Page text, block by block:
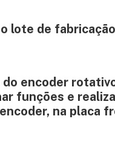
lote de
do encoder
funções e
na placa